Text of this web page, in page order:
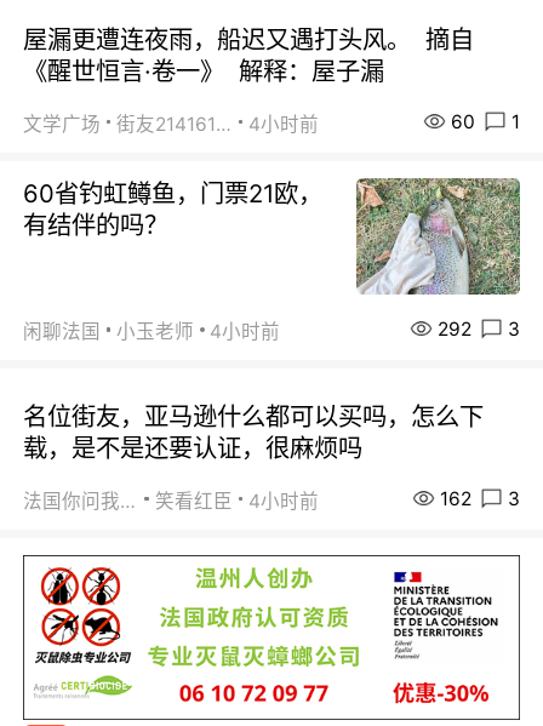
屋漏更遭连夜雨，船迟又遇打头风。 摘自
《醒世恒言·卷一》 解释：屋子漏
文学广场 街友21416156 4小时前 60 1
60省钓虹鳟鱼，门票21欧，
有结伴的吗？
闲聊法国 小玉老师 4小时前 292 3
名位街友，亚马逊什么都可以买吗，怎么下
载，是不是还要认证，很麻烦吗
法国你问我答 笑看红臣 4小时前 162 3